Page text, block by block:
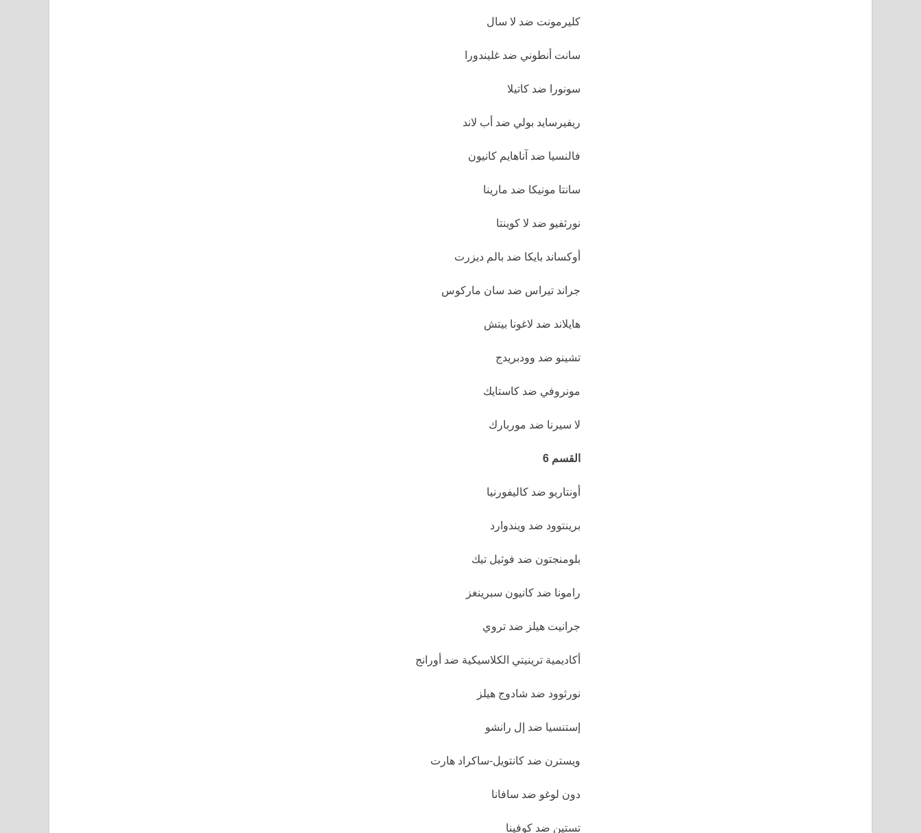
كليرمونت ضد لا سال
سانت أنطوني ضد غليندورا
سونورا ضد كاتيلا
ريفيرسايد بولي ضد أب لاند
فالنسيا ضد آناهايم كانيون
سانتا مونيكا ضد مارينا
نورثفيو ضد لا كوينتا
أوكساند بايكا ضد بالم ديزرت
جراند تيراس ضد سان ماركوس
هايلاند ضد لاغونا بيتش
تشينو ضد وودبريدج
مونروفي ضد كاستايك
لا سيرنا ضد موربارك
القسم 6
أونتاريو ضد كاليفورنيا
برينتوود ضد ويندوارد
بلومنجتون ضد فوثيل تيك
رامونا ضد كانيون سبرينغز
جرانيت هيلز ضد تروي
أكاديمية ترينيتي الكلاسيكية ضد أورانج
نورثوود ضد شادوج هيلز
إستنسيا ضد إل رانشو
ويسترن ضد كانتويل-ساكراد هارت
دون لوغو ضد سافانا
تستين ضد كوفينا